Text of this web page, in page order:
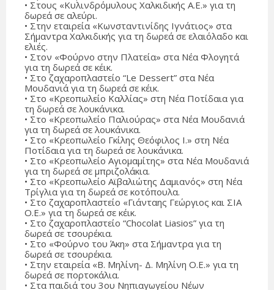
• Στους «Κυλινδρόμυλους Χαλκιδικής Α.Ε.» για τη
δωρεά σε αλεύρι.
• Στην εταιρεία «Κωνσταντινίδης Ιγνάτιος» στα
Σήμαντρα Χαλκιδικής για τη δωρεά σε ελαιόλαδο και
ελιές.
• Στον «Φούρνο στην Πλατεία» στα Νέα Φλογητά
για τη δωρεά σε κέικ.
• Στο ζαχαροπλαστείο “Le Dessert” στα Νέα
Μουδανιά για τη δωρεά σε κέικ.
• Στο «Κρεοπωλείο Καλλίας» στη Νέα Ποτίδαια για
τη δωρεά σε λουκάνικα.
• Στο «Κρεοπωλείο Παλιούρας» στα Νέα Μουδανιά
για τη δωρεά σε λουκάνικα.
• Στο «Κρεοπωλείο Γκίλης Θεόφιλος Ι.» στη Νέα
Ποτίδαια για τη δωρεά σε λουκάνικα.
• Στο «Κρεοπωλείο Αγιομαμίτης» στα Νέα Μουδανιά
για τη δωρεά σε μπριζολάκια.
• Στο «Κρεοπωλείο Αϊβαλιώτης Δαμιανός» στη Νέα
Τρίγλια για τη δωρεά σε κοτόπουλα.
• Στο ζαχαροπλαστείο «Γιάνταης Γεώργιος και ΣΙΑ
Ο.Ε.» για τη δωρεά σε κέικ.
• Στο ζαχαροπλαστείο “Chocolat Liasios” για τη
δωρεά σε τσουρέκια.
• Στο «Φούρνο του Άκη» στα Σήμαντρα για τη
δωρεά σε τσουρέκια.
• Στην εταιρεία «Β. Μηλίνη- Δ. Μηλίνη Ο.Ε.» για τη
δωρεά σε πορτοκάλια.
• Στα παιδιά του 3ου Νηπιαγωγείου Νέων